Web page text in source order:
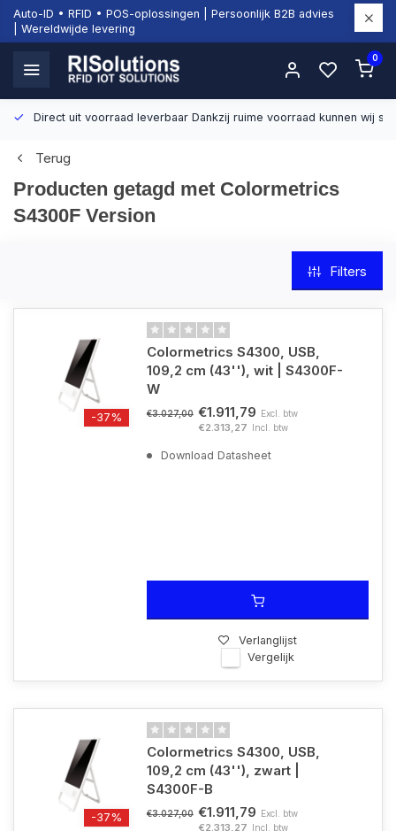
Auto-ID • RFID • POS-oplossingen | Persoonlijk B2B advies
| Wereldwijde levering
0
Direct uit voorraad leverbaar Dankzij ruime voorraad kunnen wij
Terug
Producten getagd met Colormetrics
S4300F Version
Filters
-37%
Colormetrics S4300, USB,
109,2 cm (43''), wit | S4300F-
W
€3.027,00 €1.911,79 Excl. btw
€2.313,27 Incl. btw
Download Datasheet
Verlanglijst
Vergelijk
-37%
Colormetrics S4300, USB,
109,2 cm (43''), zwart |
S4300F-B
€3.027,00 €1.911,79 Excl. btw
€2.313,27 Incl. btw